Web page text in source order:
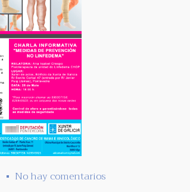
No hay comentarios